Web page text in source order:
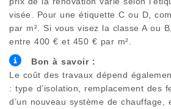
visée. Pour une étiquette C ou D,
par m². Si vous visez la classe A ou
entre 400 € et 450 € par m².
Bon à savoir :
Le coût des travaux dépend
: type d’isolation, remplacement des
d’un nouveau système de chauffage,